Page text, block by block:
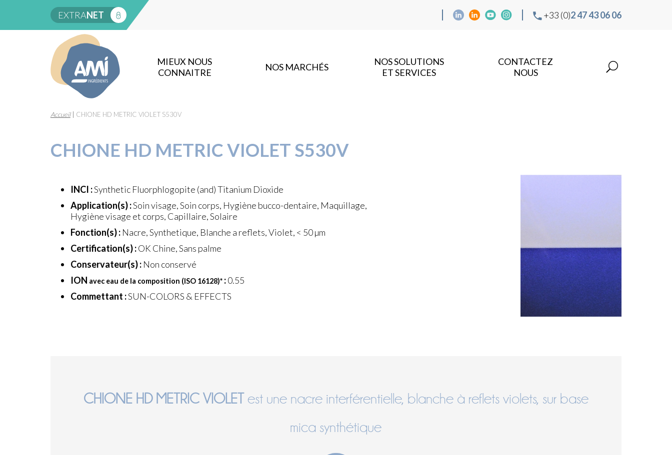
EXTRANET +33 (0)2 47 43 06 06
MIEUX NOUS
CONNAITRE
NOS MARCHÉS
NOS SOLUTIONS
ET SERVICES
CONTACTEZ
NOUS
Accueil| CHIONE HD METRIC VIOLET S530V
CHIONE HD METRIC VIOLET S530V
INCI :Synthetic Fluorphlogopite (and) Titanium Dioxide
Application(s) :Soin visage, Soin corps, Hygiène bucco-dentaire, Maquillage,
Hygiène visage et corps, Capillaire, Solaire
Fonction(s) :Nacre, Synthetique, Blanche a reflets, Violet, < 50 µm
Certification(s) :OK Chine, Sans palme
Conservateur(s) :Non conservé
ION avec eau de la composition (ISO 16128)*:0.55
Commettant :SUN-COLORS & EFFECTS
CHIONE HD METRIC VIOLETest une nacre interférentielle, blanche à reflets violets, sur base
mica synthétique